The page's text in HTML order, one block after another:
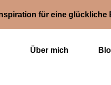
für eine glückliche
Über mich